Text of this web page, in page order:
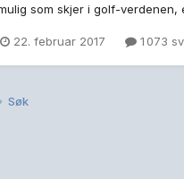
som skjer i golf-
22. februar 2017
1 073
Søk